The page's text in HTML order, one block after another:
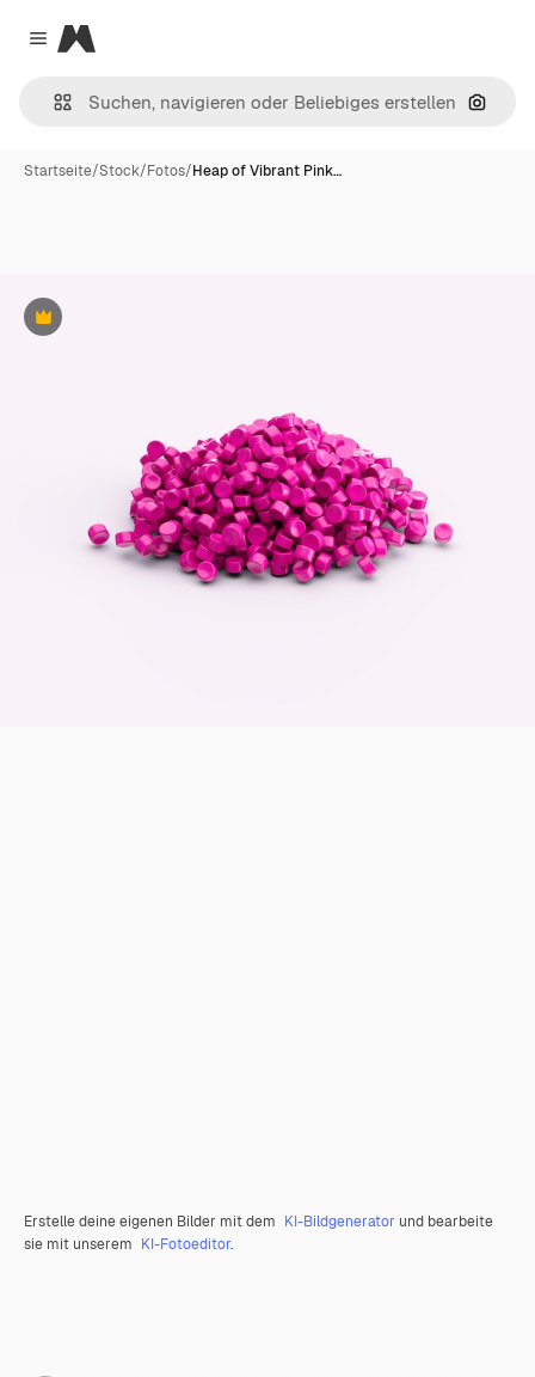
Close menu
Magnific
Nach
Startseite/Stock/Fotos/Heap of Vibrant Pink…
Premium
Erstelle deine eigenen Bilder mit dem KI-Bildgenerator und bearbeite
sie mit unserem KI-Fotoeditor.